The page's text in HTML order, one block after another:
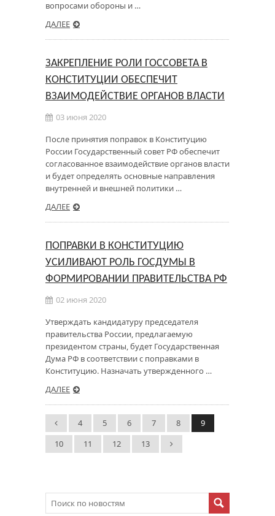
вопросами обороны и …
ДАЛЕЕ
ЗАКРЕПЛЕНИЕ РОЛИ ГОССОВЕТА В
КОНСТИТУЦИИ ОБЕСПЕЧИТ
ВЗАИМОДЕЙСТВИЕ ОРГАНОВ ВЛАСТИ
03 июня 2020
После принятия поправок в Конституцию
России Государственный совет РФ обеспечит
согласованное взаимодействие органов власти
и будет определять основные направления
внутренней и внешней политики …
ДАЛЕЕ
ПОПРАВКИ В КОНСТИТУЦИЮ
УСИЛИВАЮТ РОЛЬ ГОСДУМЫ В
ФОРМИРОВАНИИ ПРАВИТЕЛЬСТВА РФ
02 июня 2020
Утверждать кандидатуру председателя
правительства России, предлагаемую
президентом страны, будет Государственная
Дума РФ в соответствии с поправками в
Конституцию. Назначать утвержденного …
ДАЛЕЕ
4 5 6 7 8
9
10
11 12 13